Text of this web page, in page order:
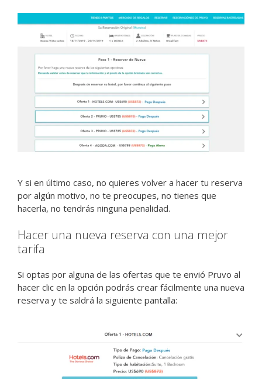
Y si en último caso, no quieres volver a hacer tu reserva
por algún motivo, no te preocupes, no tienes que
hacerla, no tendrás ninguna penalidad.
Hacer una nueva reserva con una mejor
tarifa
Si optas por alguna de las ofertas que te envió Pruvo al
hacer clic en la opción podrás crear fácilmente una nueva
reserva y te saldrá la siguiente pantalla: